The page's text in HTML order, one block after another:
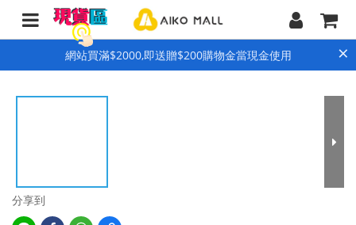
網站買滿$2000,即送贈$200購物金當現金使用 ×
分享到